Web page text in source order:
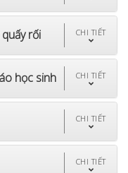
rối CHI TIẾT
học sinh CHI TIẾT
CHI TIẾT
CHI TIẾT